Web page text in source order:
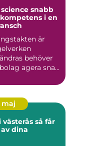
snabb
i en
är
behöver
agera sna...
maj
så får
dina